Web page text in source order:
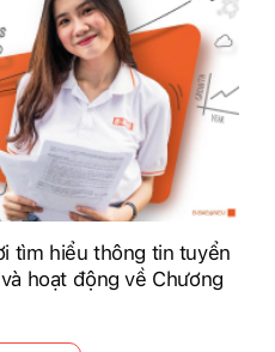
tìm hiểu thông tin tuyển
hoạt động về Chương